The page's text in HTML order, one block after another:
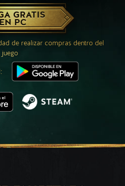
GRATIS
EN PC
de realizar compras dentro del
juego